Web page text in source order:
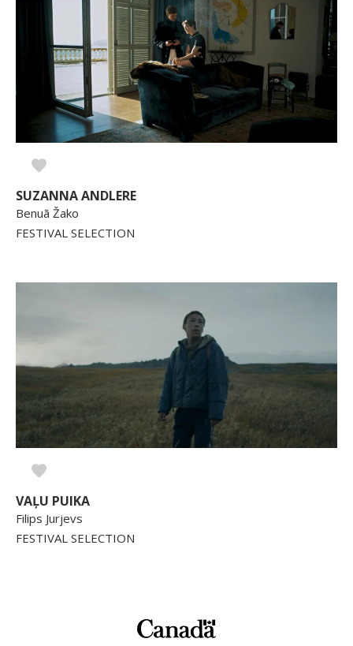
SUZANNA ANDLERE
Benuā Žako
FESTIVAL SELECTION
VAĻU PUIKA
Filips Jurjevs
FESTIVAL SELECTION